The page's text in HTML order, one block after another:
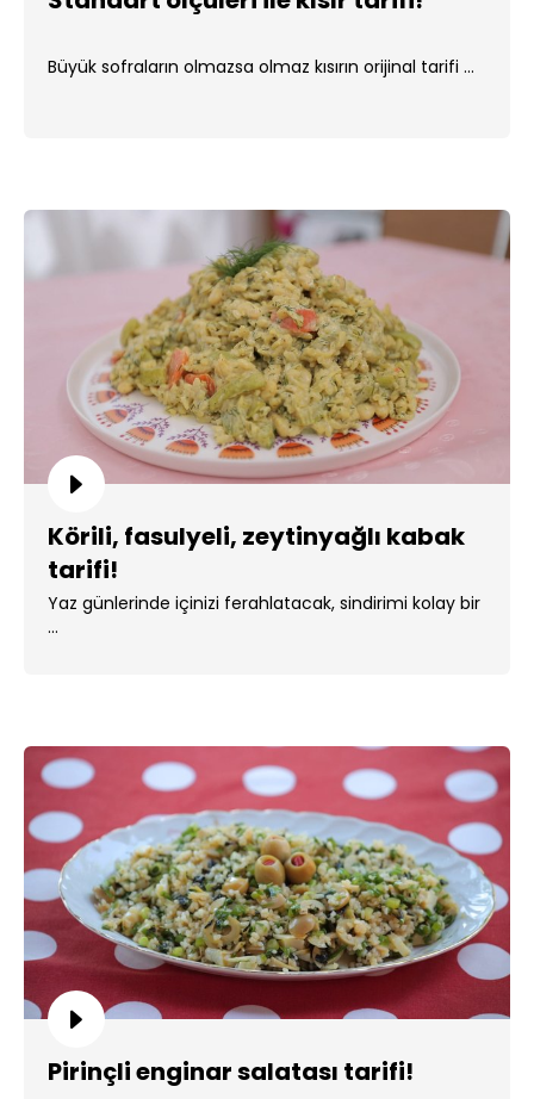
Büyük sofraların olmazsa olmaz kısırın orijinal tarifi ...
Körili, fasulyeli, zeytinyağlı kabak
tarifi!
Yaz günlerinde içinizi ferahlatacak, sindirimi kolay bir
...
Pirinçli enginar salatası tarifi!